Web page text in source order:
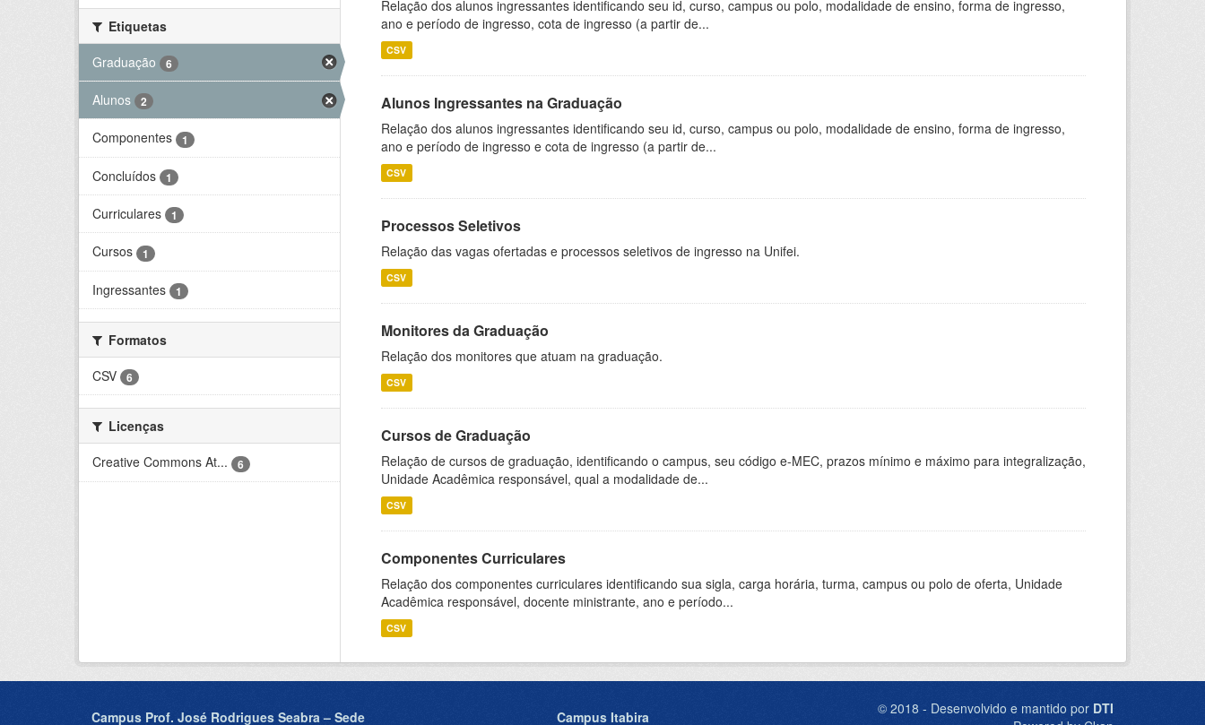
Etiquetas
Graduação
6
Alunos 2
Componentes 1
Concluídos 1
Curriculares 1
Cursos 1
Ingressantes 1
Formatos
CSV
6
Licenças
Creative Commons At...
6
Relação dos alunos ingressantes identificando seu id, curso, campus ou polo, modalidade de ensino, forma de ingresso,
ano e período de ingresso, cota de ingresso (a partir de...
CSV
Alunos Ingressantes na Graduação
Relação dos alunos ingressantes identificando seu id, curso, campus ou polo, modalidade de ensino, forma de ingresso,
ano e período de ingresso e cota de ingresso (a partir de...
CSV
Processos Seletivos
Relação das vagas ofertadas e processos seletivos de ingresso na Unifei.
CSV
Monitores da Graduação
Relação dos monitores que atuam na graduação.
CSV
Cursos de Graduação
Relação de cursos de graduação, identificando o campus, seu código e-MEC, prazos mínimo e máximo para integralização,
Unidade Acadêmica responsável, qual a modalidade de...
CSV
Componentes Curriculares
Relação dos componentes curriculares identificando sua sigla, carga horária, turma, campus ou polo de oferta, Unidade
Acadêmica responsável, docente ministrante, ano e período...
CSV
Campus Prof. José Rodrigues Seabra – Sede Campus Itabira © 2018 - Desenvolvido e mantido por DTI